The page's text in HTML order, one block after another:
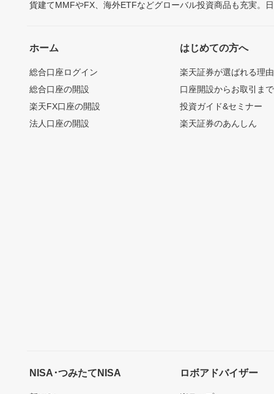
貨建てMMFやFX、海外ETFなどグローバル投資商品も充実。
ホーム
総合口座ログイン
総合口座の開設
楽天FX口座の開設
法人口座の開設
はじめての方へ
楽天証券が選ばれる理由
口座開設からお取引ま
投資ガイド&セミナー
楽天証券のあんしん
NISA･つみたてNISA ロボアドバイザー